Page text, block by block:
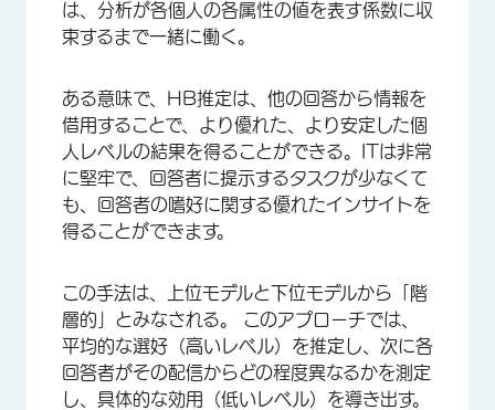
は、分析が各個人の各属性の値を表す係数に収
束するまで一緒に働く。
ある意味で、HB推定は、他の回答から情報を
借用することで、より優れた、より安定した個
人レベルの結果を得ることができる。ITは非常
に堅牢で、回答者に提示するタスクが少なくて
も、回答者の嗜好に関する優れたインサイトを
得ることができます。
この手法は、上位モデルと下位モデルから「階
層的」とみなされる。 このアプローチでは、
平均的な選好（高いレベル）を推定し、次に各
回答者がその配信からどの程度異なるかを測定
し、具体的な効用（低いレベル）を導き出す。